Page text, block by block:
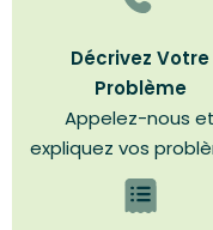
Décrivez Votre
Problème
Appelez-nous et
expliquez vos